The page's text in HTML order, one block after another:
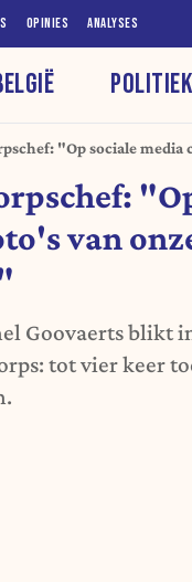
OPINIES ANALYSES
POLITIEK
"Op sociale
van
Goovaerts blikt
tot vier keer